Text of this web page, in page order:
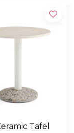
Tafel